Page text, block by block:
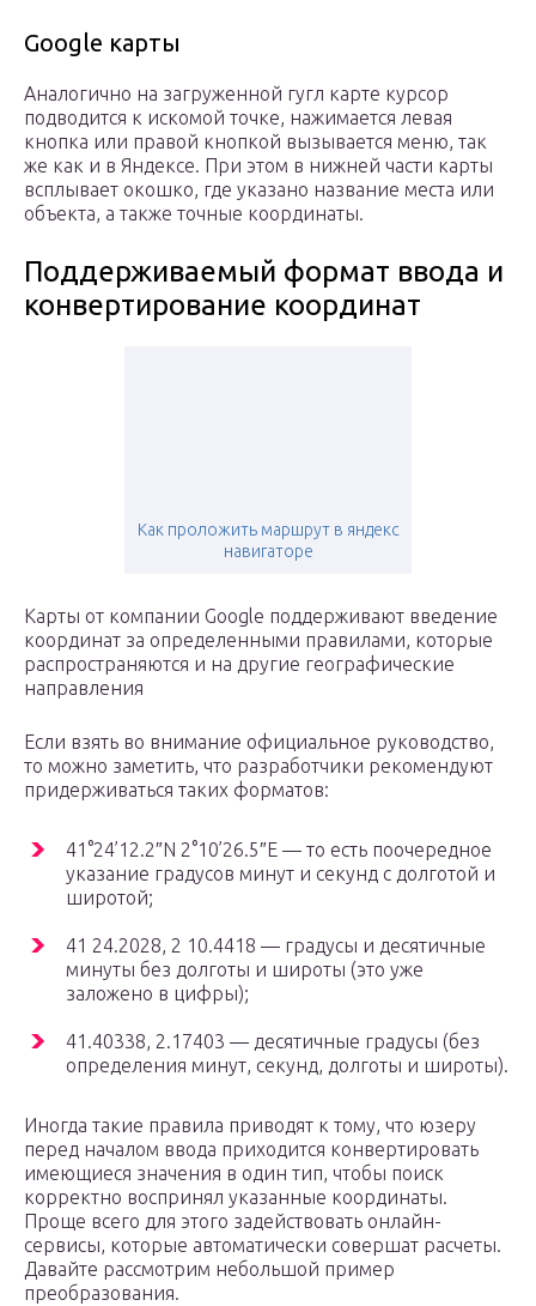
Google карты
Аналогично на загруженной гугл карте курсор
подводится к искомой точке, нажимается левая
кнопка или правой кнопкой вызывается меню, так
же как и в Яндексе. При этом в нижней части карты
всплывает окошко, где указано название места или
объекта, а также точные координаты.
Поддерживаемый формат ввода и
конвертирование координат
Как проложить маршрут в яндекс
навигаторе
Карты от компании Google поддерживают введение
координат за определенными правилами, которые
распространяются и на другие географические
направления
Если взять во внимание официальное руководство,
то можно заметить, что разработчики рекомендуют
придерживаться таких форматов:
41°24’12.2″N 2°10’26.5″E — то есть поочередное
указание градусов минут и секунд с долготой и
широтой;
41 24.2028, 2 10.4418 — градусы и десятичные
минуты без долготы и широты (это уже
заложено в цифры);
41.40338, 2.17403 — десятичные градусы (без
определения минут, секунд, долготы и широты).
Иногда такие правила приводят к тому, что юзеру
перед началом ввода приходится конвертировать
имеющиеся значения в один тип, чтобы поиск
корректно воспринял указанные координаты.
Проще всего для этого задействовать онлайн-
сервисы, которые автоматически совершат расчеты.
Давайте рассмотрим небольшой пример
преобразования.